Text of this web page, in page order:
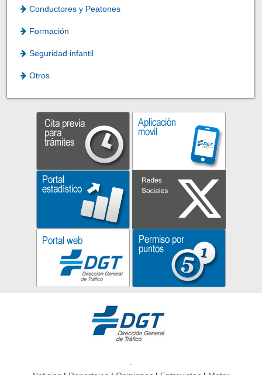
Conductores y Peatones
Formación
Seguridad infantil
Otros